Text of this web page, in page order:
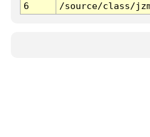
6
/source/class/